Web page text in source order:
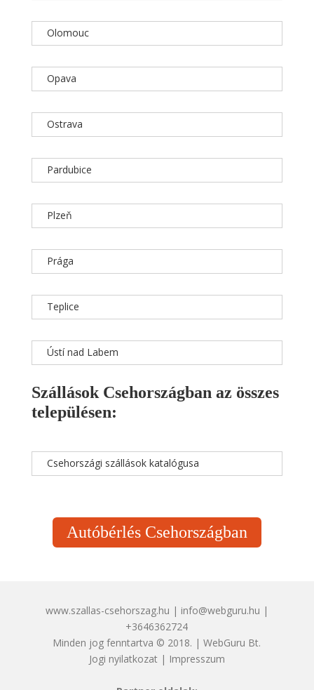
Olomouc
Opava
Ostrava
Pardubice
Plzeň
Prága
Teplice
Ústí nad Labem
Szállások Csehországban az összes
településen:
Csehországi szállások katalógusa
Autóbérlés Csehországban
www.szallas-csehorszag.hu | info@webguru.hu |
+3646362724
Minden jog fenntartva © 2018. | WebGuru Bt.
Jogi nyilatkozat| Impresszum